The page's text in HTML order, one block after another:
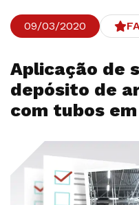
09/03/2020
Aplicação de
depósito de
com tubos